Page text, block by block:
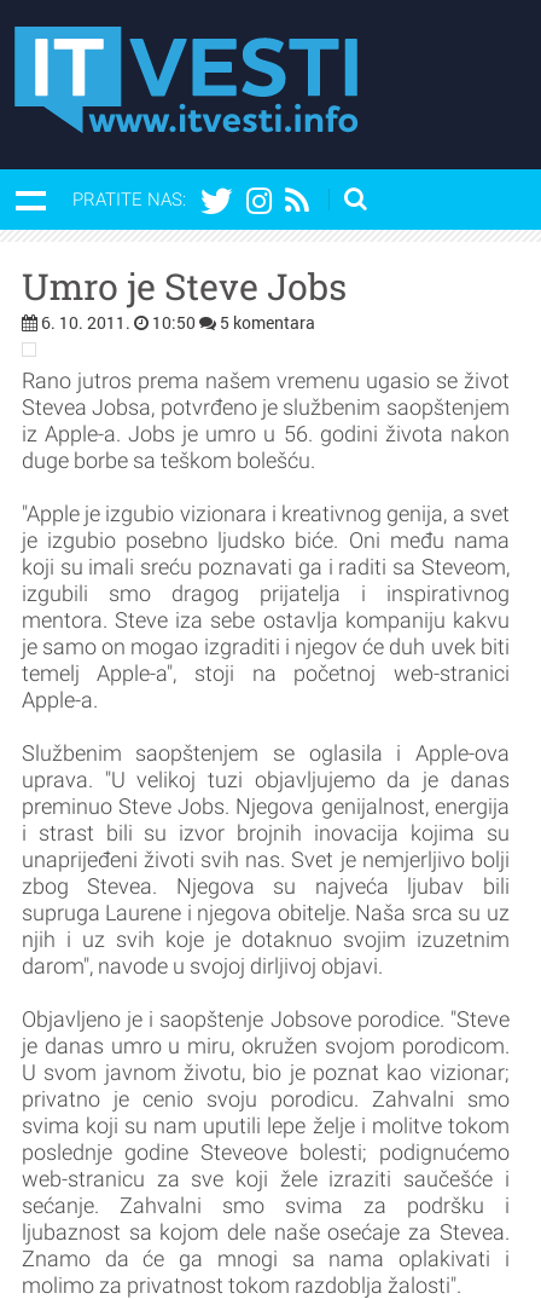
PRATITE NAS:
Umro je Steve Jobs
6. 10. 2011. 10:50 5 komentara
Rano jutros prema našem vremenu ugasio se život
Stevea Jobsa, potvrđeno je službenim saopštenjem
iz Apple-a. Jobs je umro u 56. godini života nakon
duge borbe sa teškom bolešću.
"Apple je izgubio vizionara i kreativnog genija, a svet
je izgubio posebno ljudsko biće. Oni među nama
koji su imali sreću poznavati ga i raditi sa Steveom,
izgubili smo dragog prijatelja i inspirativnog
mentora. Steve iza sebe ostavlja kompaniju kakvu
je samo on mogao izgraditi i njegov će duh uvek biti
temelj Apple-a", stoji na početnoj web-stranici
Apple-a.
Službenim saopštenjem se oglasila i Apple-ova
uprava. "U velikoj tuzi objavljujemo da je danas
preminuo Steve Jobs. Njegova genijalnost, energija
i strast bili su izvor brojnih inovacija kojima su
unaprijeđeni životi svih nas. Svet je nemjerljivo bolji
zbog Stevea. Njegova su najveća ljubav bili
supruga Laurene i njegova obitelje. Naša srca su uz
njih i uz svih koje je dotaknuo svojim izuzetnim
darom", navode u svojoj dirljivoj objavi.
Objavljeno je i saopštenje Jobsove porodice. "Steve
je danas umro u miru, okružen svojom porodicom.
U svom javnom životu, bio je poznat kao vizionar;
privatno je cenio svoju porodicu. Zahvalni smo
svima koji su nam uputili lepe želje i molitve tokom
poslednje godine Steveove bolesti; podignućemo
web-stranicu za sve koji žele izraziti saučešće i
sećanje. Zahvalni smo svima za podršku i
ljubaznost sa kojom dele naše osećaje za Stevea.
Znamo da će ga mnogi sa nama oplakivati i
molimo za privatnost tokom razdoblja žalosti".